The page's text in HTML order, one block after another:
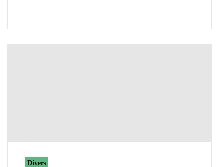
Divers